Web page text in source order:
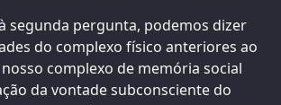
segunda pergunta, podemos dizer
do complexo físico anteriores ao
complexo de memória social
da vontade subconsciente do